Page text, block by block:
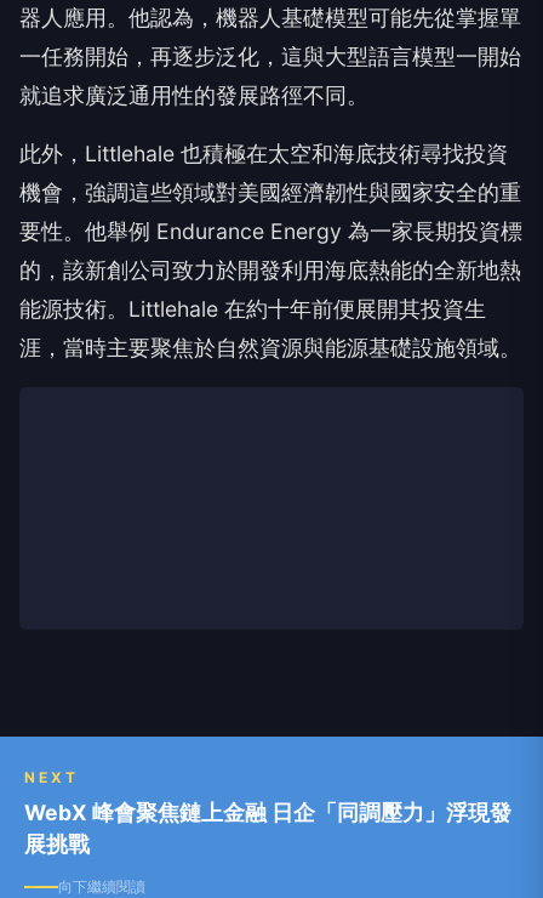
器人應用。他認為，機器人基礎模型可能先從掌握單
一任務開始，再逐步泛化，這與大型語言模型一開始
就追求廣泛通用性的發展路徑不同。
此外，Littlehale 也積極在太空和海底技術尋找投資
機會，強調這些領域對美國經濟韌性與國家安全的重
要性。他舉例 Endurance Energy 為一家長期投資標
的，該新創公司致力於開發利用海底熱能的全新地熱
能源技術。Littlehale 在約十年前便展開其投資生
涯，當時主要聚焦於自然資源與能源基礎設施領域。
NEXT
WebX 峰會聚焦鏈上金融 日企「同調壓力」浮現發
展挑戰
向下繼續閱讀